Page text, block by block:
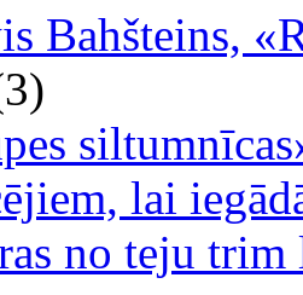
Bahšteins,